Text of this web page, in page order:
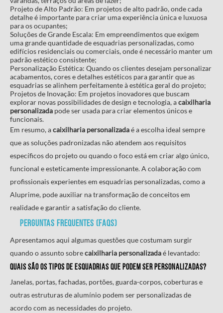
Projeto de Alto Padrão: Em projetos de alto padrão, onde cada
detalhe é importante para criar uma experiência única e luxuosa
para os ocupantes;
Soluções de Grande Escala: Em empreendimentos que exigem
uma grande quantidade de esquadrias personalizadas, como
edifícios residenciais ou comerciais, onde é necessário manter um
padrão estético consistente;
Personalização Estética: Quando os clientes desejam personalizar
acabamentos, cores e detalhes estéticos para garantir que as
esquadrias se alinhem perfeitamente à estética geral do projeto;
Projetos de Inovação: Em projetos inovadores que buscam
explorar novas possibilidades de design e tecnologia, acaixilharia
personalizada pode ser usada para criar elementos únicos e
funcionais.
Em resumo, acaixilharia personalizadaé a escolha ideal sempre
que as soluções padronizadas não atendem aos requisitos
específicos do projeto ou quando o foco está em criar algo único,
funcional e esteticamente impressionante. A colaboração com
profissionais experientes em esquadrias personalizadas, como a
Aluprime, pode auxiliar na transformação de conceitos em
realidade e garantir a satisfação do cliente.
Perguntas frequentes (FAQS)
Apresentamos aqui algumas questões que costumam surgir
quando o assunto sobrecaixilharia personalizadaé levantado:
Quais são os tipos de esquadrias que podem ser personalizadas?
Janelas, portas, fachadas, portões, guarda-corpos, coberturas e
outras estruturas de alumínio podem ser personalizadas de
acordo com as necessidades do projeto.